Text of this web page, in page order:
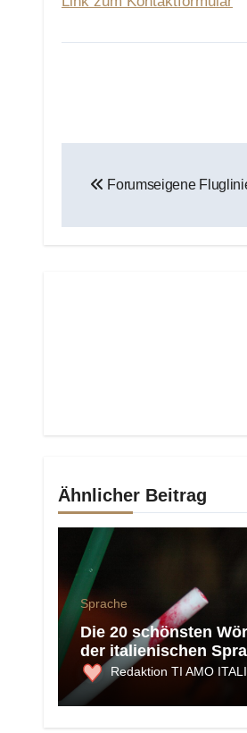
Forumseigene
Ähnlicher Beitrag
Sprache
Die 20 schönsten
der italienischen
Redaktion TI AMO